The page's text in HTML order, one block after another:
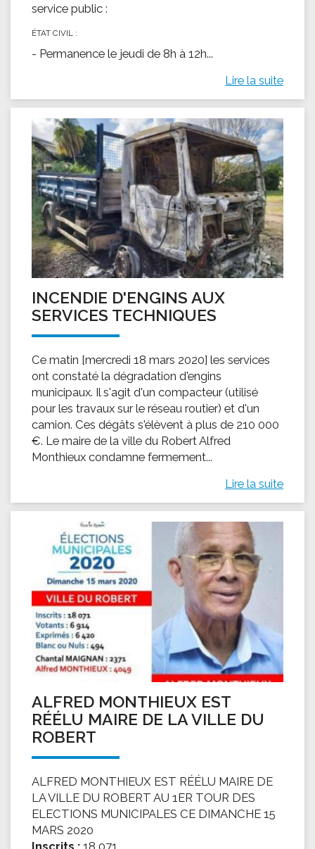
service public :
ÉTAT CIVIL :
- Permanence le jeudi de 8h à 12h...
Lire la suite
INCENDIE D'ENGINS AUX
SERVICES TECHNIQUES
Ce matin [mercredi 18 mars 2020] les services
ont constaté la dégradation d'engins
municipaux. Il s'agit d'un compacteur (utilisé
pour les travaux sur le réseau routier) et d'un
camion. Ces dégâts s'élèvent à plus de 210 000
€. Le maire de la ville du Robert Alfred
Monthieux condamne fermement...
Lire la suite
ALFRED MONTHIEUX EST
RÉÉLU MAIRE DE LA VILLE DU
ROBERT
ALFRED MONTHIEUX EST RÉÉLU MAIRE DE
LA VILLE DU ROBERT AU 1ER TOUR DES
ELECTIONS MUNICIPALES CE DIMANCHE 15
MARS 2020
Inscrits : 18 071